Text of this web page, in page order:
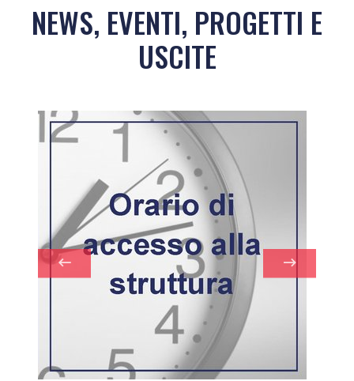
NEWS, EVENTI, PROGETTI E
USCITE